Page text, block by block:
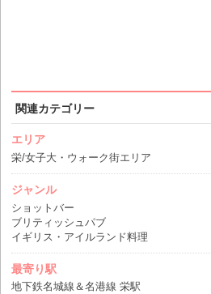
関連カテゴリー
エリア
栄/女子大・ウォーク街エリア
ジャンル
ショットバー
ブリティッシュパブ
イギリス・アイルランド料理
最寄り駅
地下鉄名城線＆名港線 栄駅